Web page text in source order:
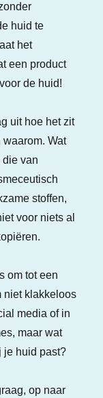
huid te
het
een product
de huid!
uit hoe het zit
Wat
van
stoffen,
voor niets al
om tot een
niet klakkeloos
media of in
maar wat
je huid past?
op naar